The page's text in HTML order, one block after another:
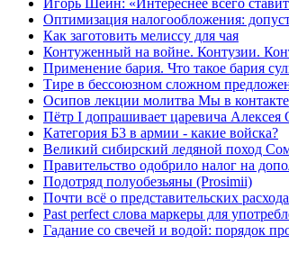
Оптимизация налогообложения:
Как заготовить мелиссу для чая
Контуженный на войне. Контузии.
Применение бария. Что такое бария
Тире в бессоюзном сложном
Осипов лекции молитва Мы в контакте
Пётр I допрашивает царевича Алексея
Категория Б3 в армии - какие войска?
Великий сибирский ледяной поход
Правительство одобрило налог на
Подотряд полуобезьяны (Prosimii)
Почти всё о представительских
Past perfect слова маркеры для
Гадание со свечей и водой: порядок